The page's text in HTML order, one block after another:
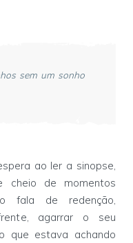
sem um sonho
ao ler a sinopse,
de momentos
fala de redenção,
agarrar o seu
que estava achando